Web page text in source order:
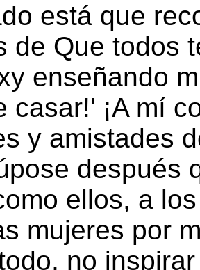
está que
de Que todos
enseñando
casar!' ¡A mí
y amistades
después
ellos, a
mujeres por
no